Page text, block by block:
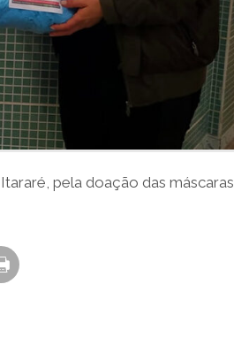
pela doação das máscaras